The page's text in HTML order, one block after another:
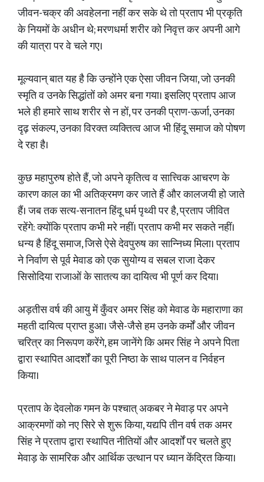
जीवन-चक्र की अवहेलना नहीं कर सके थे तो प्रताप भी प्रकृति
के नियमों के अधीन थे; मरणधर्मा शरीर को निवृत्त कर अपनी आगे
की यात्रा पर वे चले गए।
मूल्यवान् बात यह है कि उन्होंने एक ऐसा जीवन जिया, जो उनकी
स्मृति व उनके सिद्धांतों को अमर बना गया। इसलिए प्रताप आज
भले ही हमारे साथ शरीर से न हों, पर उनकी प्राण-ऊर्जा, उनका
दृढ़ संकल्प, उनका विरक्त व्यक्तित्व आज भी हिंदू समाज को पोषण
दे रहा है।
कुछ महापुरुष होते हैं, जो अपने कृतित्व व सात्त्विक आचरण के
कारण काल का भी अतिक्रमण कर जाते हैं और कालजयी हो जाते
हैं। जब तक सत्य-सनातन हिंदू धर्म पृथ्वी पर है, प्रताप जीवित
रहेंगे: क्योंकि प्रताप कभी मरे नहीं। प्रताप कभी मर सकते नहीं।
धन्य है हिंदू समाज, जिसे ऐसे देवपुरुष का सान्निध्य मिला। प्रताप
ने निर्वाण से पूर्व मेवाड को एक सुयोग्य व सबल राजा देकर
सिसोदिया राजाओं के सातत्य का दायित्व भी पूर्ण कर दिया।
अड़तीस वर्ष की आयु में कुँवर अमर सिंह को मेवाड के महाराणा का
महती दायित्व प्राप्त हुआ। जैसे-जैसे हम उनके कर्मों और जीवन
चरित्र का निरूपण करेंगे, हम जानेंगे कि अमर सिंह ने अपने पिता
द्वारा स्थापित आदर्शों का पूरी निष्ठा के साथ पालन व निर्वहन
किया।
प्रताप के देवलोक गमन के पश्चात् अकबर ने मेवाड़ पर अपने
आक्रमणों को नए सिरे से शुरू किया, यद्यपि तीन वर्ष तक अमर
सिंह ने प्रताप द्वारा स्थापित नीतियों और आदर्शों पर चलते हुए
मेवाड़ के सामरिक और आर्थिक उत्थान पर ध्यान केंद्रित किया।